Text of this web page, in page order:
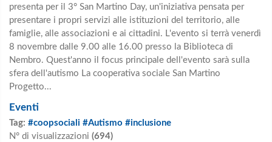
presenta per il 3° San Martino Day, un'iniziativa pensata per
presentare i propri servizi alle istituzioni del territorio, alle
famiglie, alle associazioni e ai cittadini. L'evento si terrà venerdì
8 novembre dalle 9.00 alle 16.00 presso la Biblioteca di
Nembro. Quest'anno il focus principale dell'evento sarà sulla
sfera dell'autismo La cooperativa sociale San Martino
Progetto...
Eventi
Tag: #coopsociali #Autismo #inclusione
N° di visualizzazioni (694)